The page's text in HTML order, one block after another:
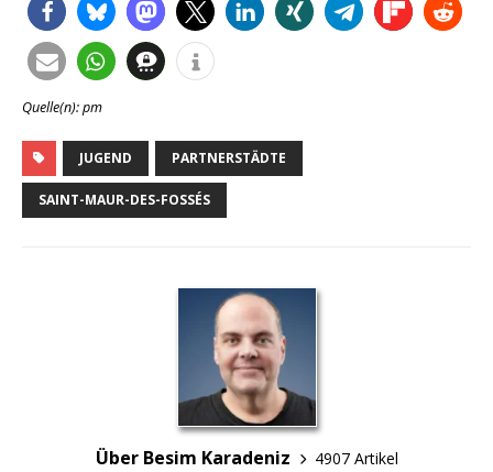
Quelle(n): pm
JUGEND PARTNERSTÄDTE
SAINT-MAUR-DES-FOSSÉS
Über Besim Karadeniz
4907 Artikel